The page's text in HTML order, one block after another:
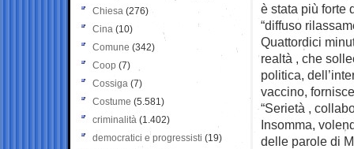
è stata più forte
“diffuso
Quattordici
realtà , che
politica,
vaccino,
“Serietà ,
Insomma,
delle parole di
Chiesa (276)
Cina (10)
Comune (342)
Coop (7)
Cossiga (7)
Costume (5.581)
criminalità (1.402)
democratici e progressisti (19)